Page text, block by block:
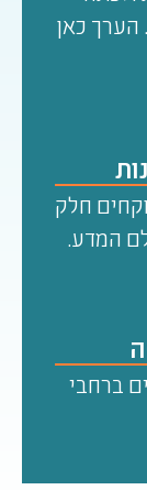
הערך כאן
חלק
המדע.
ברחבי